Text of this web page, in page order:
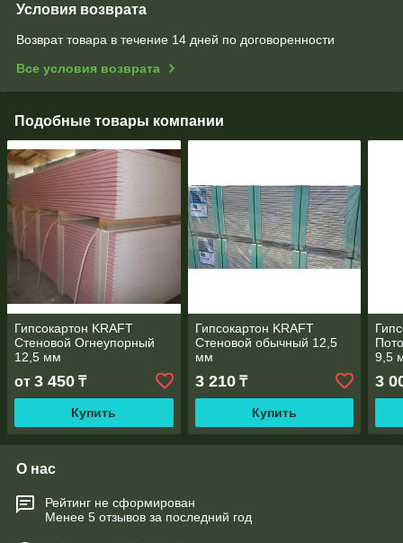
Условия возврата
Возврат товара в течение 14 дней по договоренности
Все условия возврата
Подобные товары компании
Гипсокартон KRAFT
Стеновой Огнеупорный
12,5 мм
от 3 450 ₸
Купить
Гипсокартон KRAFT
Стеновой обычный 12,5
мм
3 210₸
Купить
9,5
3
О нас
Рейтинг не сформирован
Менее 5 отзывов за последний год